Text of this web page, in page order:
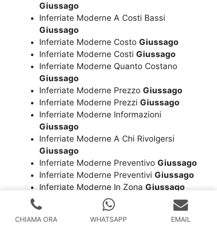
Giussago
Inferriate Moderne A Costi Bassi
Giussago
Inferriate Moderne Costo Giussago
Inferriate Moderne Costi Giussago
Inferriate Moderne Quanto Costano
Giussago
Inferriate Moderne Prezzo Giussago
Inferriate Moderne Prezzi Giussago
Inferriate Moderne Informazioni
Giussago
Inferriate Moderne A Chi Rivolgersi
Giussago
Inferriate Moderne Preventivo Giussago
Inferriate Moderne Preventivi Giussago
Inferriate Moderne In Zona Giussago
Inferriate Moderne Vicino
Giussago
Inferriate Moderne Assistenza
Giussago
Inferriate Moderne Vendita
Giussago
CHIAMA ORA WHATSAPP EMAIL